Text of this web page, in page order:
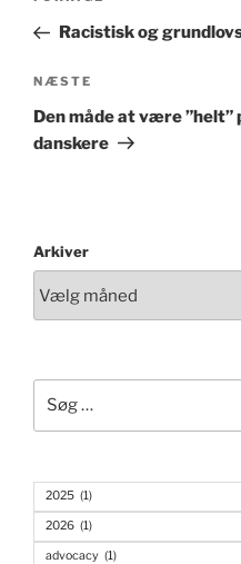
indlægRacistisk og
Næste
indlæg
NÆSTE
Den måde at være ”helt”
danskere
Arkiver
efter:
2025 (1)
2026 (1)
advocacy (1)